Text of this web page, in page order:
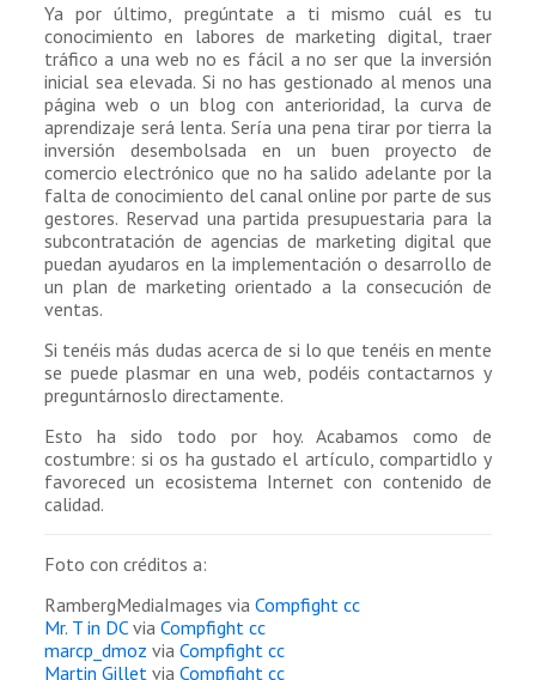
Ya por último, pregúntate a ti mismo cuál es tu
conocimiento en labores de marketing digital, traer
tráfico a una web no es fácil a no ser que la inversión
inicial sea elevada. Si no has gestionado al menos una
página web o un blog con anterioridad, la curva de
aprendizaje será lenta. Sería una pena tirar por tierra la
inversión desembolsada en un buen proyecto de
comercio electrónico que no ha salido adelante por la
falta de conocimiento del canal online por parte de sus
gestores. Reservad una partida presupuestaria para la
subcontratación de agencias de marketing digital que
puedan ayudaros en la implementación o desarrollo de
un plan de marketing orientado a la consecución de
ventas.
Si tenéis más dudas acerca de si lo que tenéis en mente
se puede plasmar en una web, podéis contactarnos y
preguntárnoslo directamente.
Esto ha sido todo por hoy. Acabamos como de
costumbre: si os ha gustado el artículo, compartidlo y
favoreced un ecosistema Internet con contenido de
calidad.
Foto con créditos a:
RambergMediaImages via Compfight cc
Mr. T in DCvia Compfight cc
marcp_dmoz via Compfight cc
Martin Gilletvia Compfight cc